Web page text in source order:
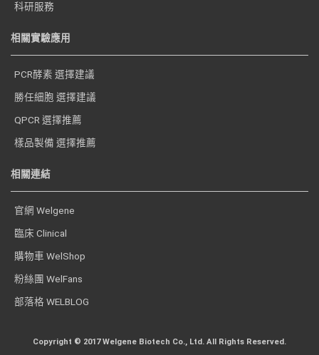
科研服務
相關實驗應用
PCR酵素 選擇建議
勝任細胞 選擇建議
QPCR 選擇推薦
樣品製備 選擇推薦
相關連結
官網 Welgene
臨床 Clinical
購物車 WelShop
粉絲團 WelFans
部落格 WELBLOG
Copyright © 2017 Welgene Biotech Co., Ltd. All Rights Reserved.